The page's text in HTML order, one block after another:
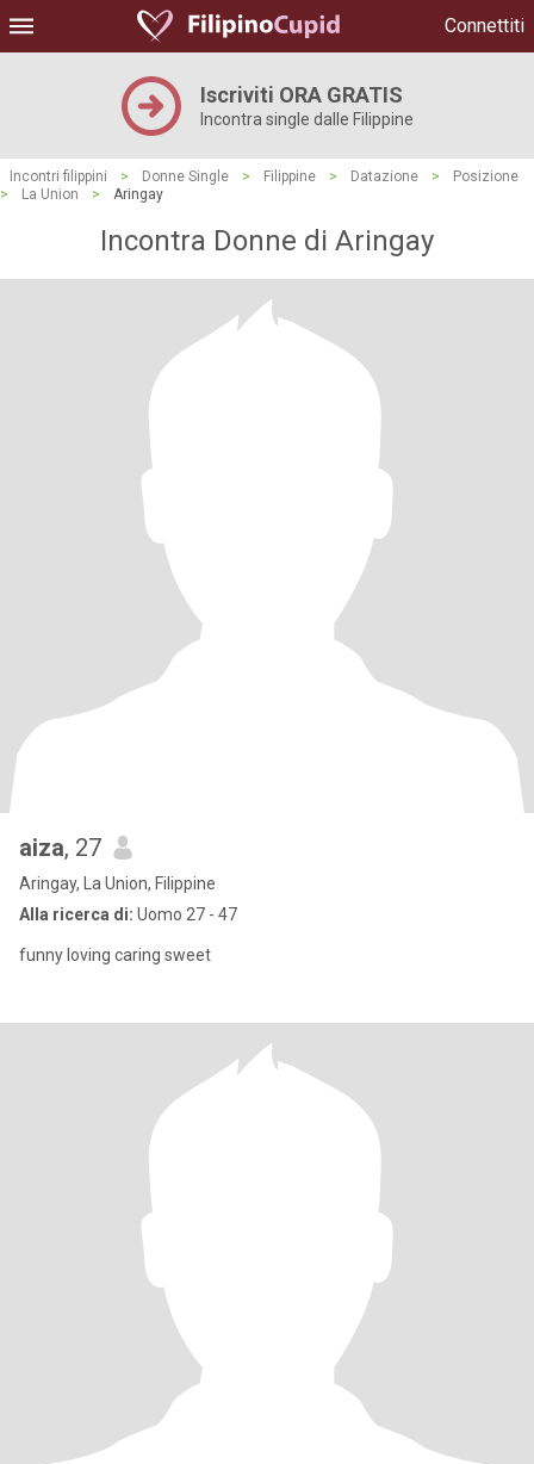
Connettiti
Iscriviti ORA GRATIS
Incontra single dalle Filippine
Incontri filippini > Donne Single > Filippine > Datazione >
Posizione
>
La Union > Aringay
Incontra Donne di Aringay
aiza, 27
Aringay, La Union, Filippine
Alla ricerca di: Uomo 27 - 47
funny loving caring sweet